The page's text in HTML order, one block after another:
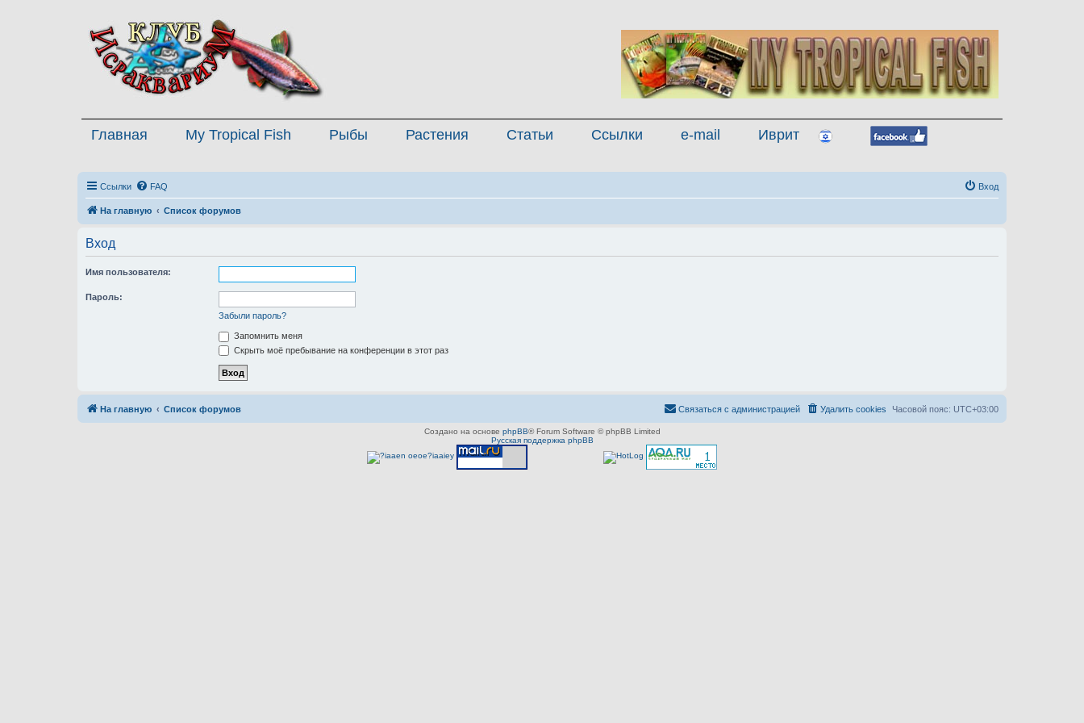
Главная My Tropical Fish Рыбы Растения Статьи Ссылки e-mail Иврит
Ссылки FAQ Вход
На главную Список форумов
Вход
Имя пользователя:
Пароль:
Забыли пароль?
Запомнить меня
Скрыть моё пребывание на конференции в этот раз
На главную Список форумов Часовой пояс: UTC+03:00
Удалить cookies
Связаться с администрацией
Создано на основе phpBB® Forum Software © phpBB Limited
Русская поддержка phpBB